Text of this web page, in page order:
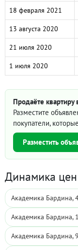
18 февраля 2021
13 августа 2020
21 июля 2020
1 июля 2020
Продаёте
Разместите
покупатели,
Разместить
Динамика
Академика Бардина,
Академика Бардина,
Академика Бардина, 9